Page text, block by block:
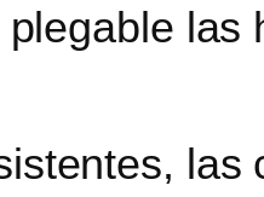
las
las